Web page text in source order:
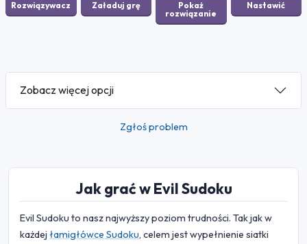
Zobacz więcej opcji
Zgłoś problem
Jak grać w Evil Sudoku
Evil Sudoku to nasz najwyższy poziom trudności. Tak jak w
każdej łamigłówce Sudoku, celem jest wypełnienie siatki